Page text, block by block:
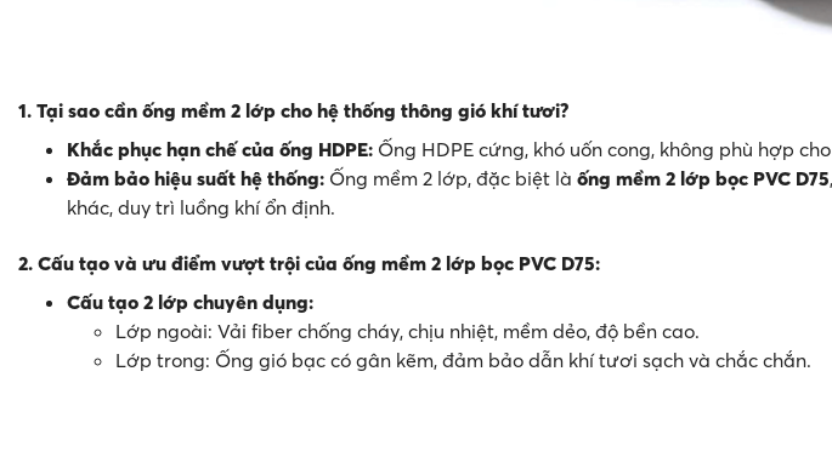
1. Tại sao cần ống mềm 2 lớp cho hệ thống thông gió khí tươi?
Khắc phục hạn chế của ống HDPE: Ống HDPE cứng, khó uốn cong, không phù hợp
Đảm bảo hiệu suất hệ thống: Ống mềm 2 lớp, đặc biệt là ống mềm 2 lớp bọc PVC D75
khác, duy trì luồng khí ổn định.
2. Cấu tạo và ưu điểm vượt trội của ống mềm 2 lớp bọc PVC D75:
Cấu tạo 2 lớp chuyên dụng:
Lớp ngoài: Vải fiber chống cháy, chịu nhiệt, mềm dẻo, độ bền cao.
Lớp trong: Ống gió bạc có gân kẽm, đảm bảo dẫn khí tươi sạch và chắc chắn.